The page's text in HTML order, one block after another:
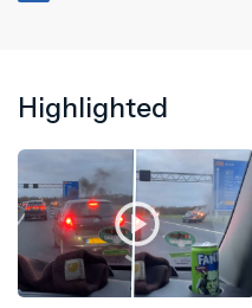
Highlighted